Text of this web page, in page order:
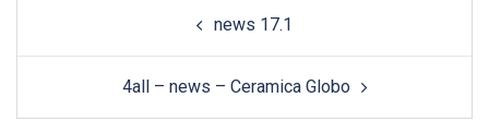
news 17.1
4all – news – Ceramica Globo